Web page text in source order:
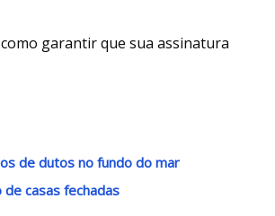
garantir que sua assinatura
de dutos no fundo do mar
casas fechadas